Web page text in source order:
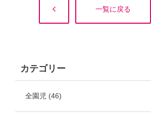
一覧に戻る
カテゴリー
全園児 (46)